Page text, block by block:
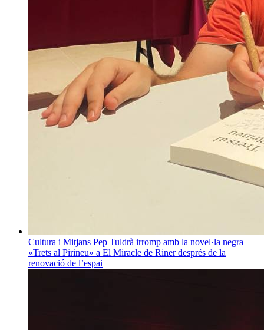
Cultura i Mitjans Pep Tuldrà irromp amb la novel·la negra
«Trets al Pirineu» a El Miracle de Riner després de la
renovació de l’espai